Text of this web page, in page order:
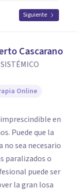
Siguiente
Cascarano
Online
en
Puede que la
no sea necesario
paralizados o
puede ser
la gran losa